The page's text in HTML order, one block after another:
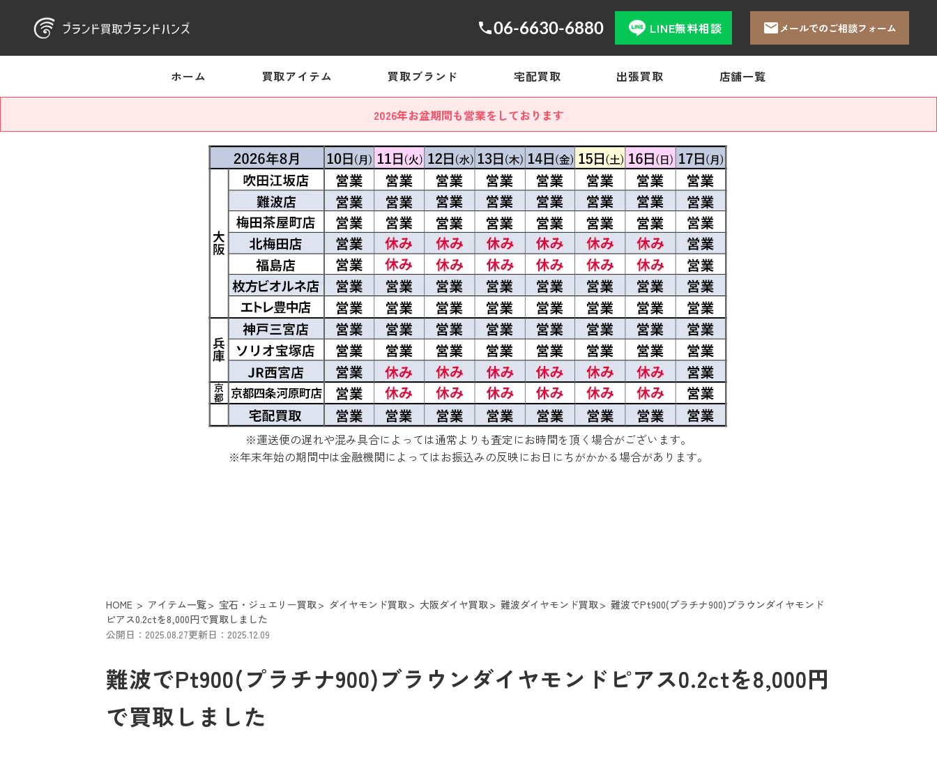
06-6630-6880 LINE無料相談 メールでのご相談フォーム
ホーム 買取アイテム 買取ブランド 宅配買取 出張買取 店舗一覧
2026年お盆期間も営業をしております
※運送便の遅れや混み具合によっては通常よりも査定にお時間を頂く場合がございます。
※年末年始の期間中は金融機関によってはお振込みの反映にお日にちがかかる場合があります。
HOME アイテム一覧 宝石・ジュエリー買取 ダイヤモンド買取 大阪ダイヤ買取 難波ダイヤモンド買取
難波でPt900(プラチナ900)ブラウンダイヤモンド
ピアス0.2ctを8,000円で買取しました
公開日：2025.08.27更新日：2025.12.09
難波でPt900(プラチナ900)ブラウンダイヤモンドピアス0.2ctを8,000円
で買取しました